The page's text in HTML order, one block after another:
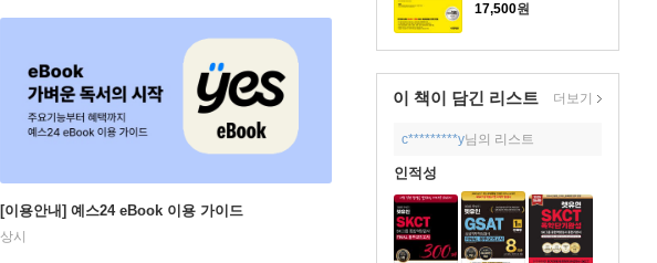
17,500원
이 책이 담긴 리스트 더보기
c*********y님의 리스트
인적성
[이용안내] 예스24 eBook 이용 가이드
상시